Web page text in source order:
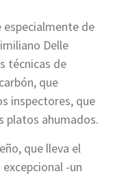
especialmente de
Delle
técnicas de
que
inspectores, que
platos ahumados.
que lleva el
-un